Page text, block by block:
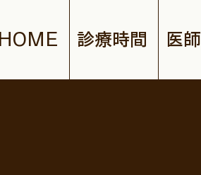
HOME 診療時間 医師